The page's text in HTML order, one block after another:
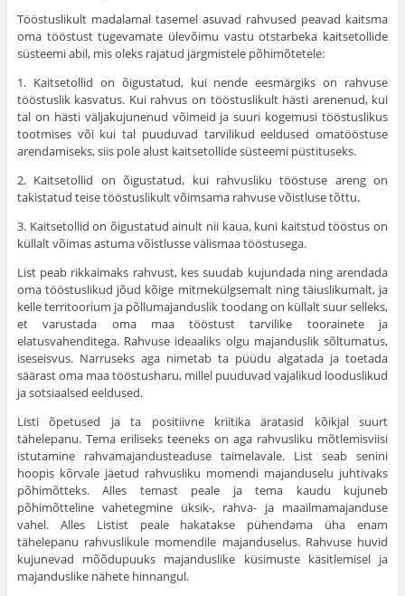
Tööstuslikult madalamal tasemel asuvad rahvused peavad kaitsma
oma tööstust tugevamate ülevõimu vastu otstarbeka kaitsetollide
süsteemi abil, mis oleks rajatud järgmistele põhi­mõtetele:
1. Kaitsetollid on õigustatud, kui nende eesmärgiks on rah­vuse
tööstuslik kasvatus. Kui rahvus on tööstuslikult hästi arenenud, kui
tal on hästi väljakujunenud võimeid ja suuri kogemusi tööstuslikus
tootmises või kui tal puuduvad tarvilikud eeldused omatööstuse
arendamiseks, siis pole alust kaitsetollide süsteemi püstituseks.
2. Kaitsetollid on õigustatud, kui rahvusliku tööstuse areng on
takistatud teise tööstuslikult võimsama rahvuse võistluse tõttu.
3. Kaitsetollid on õigustatud ainult nii kaua, kuni kaitstud tööstus on
küllalt võimas astuma võistlusse välismaa tööstusega.
List peab rikkaimaks rahvust, kes suudab kujundada ning arendada
oma tööstuslikud jõud kõige mitmekülgsemalt ning täiuslikumalt, ja
kelle territoorium ja põllumajanduslik toodang on küllalt suur selleks,
et varustada oma maa tööstust tarvilike toor­ainete ja
elatusvahenditega. Rahvuse ideaaliks olgu majanduslik sõltumatus,
iseseisvus. Narruseks aga nimetab ta püüdu alga­tada ja toetada
säärast oma maa tööstusharu, millel puuduvad vajalikud looduslikud
ja sotsiaalsed eeldused.
Listi õpetused ja ta positiivne kriitika äratasid kõikjal suurt
tähelepanu. Tema eriliseks teeneks on aga rahvusliku mõtlemisviisi
istutamine rahvamajandusteaduse taime­lavale. List seab senini
hoopis kõrvale jäetud rahvusliku mo­mendi majanduselu juhtivaks
põhimõtteks. Alles temast peale ja tema kaudu kujuneb
põhimõtteline vahetegmine üksik-, rahva- ja maailmamajanduse
vahel. Alles Listist peale hakatakse pühen­dama üha enam
tähelepanu rahvuslikule momendile majanduselus. Rahvuse huvid
kujunevad mõõdupuuks majan­duslike küsimuste käsitlemisel ja
majanduslike nä­hete hinnangul.